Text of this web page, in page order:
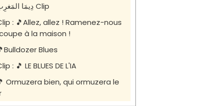
دِيمَا المَغرِب Clip
: 🎵Allez, allez ! Ramenez-nous
à la maison !
Blues
: 🎵 LE BLUES DE L'IA
Ormuzera bien, qui ormuzera le